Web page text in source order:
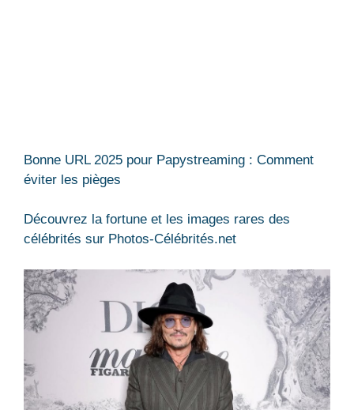
Bonne URL 2025 pour Papystreaming : Comment
éviter les pièges
Découvrez la fortune et les images rares des
célébrités sur Photos-Célébrités.net